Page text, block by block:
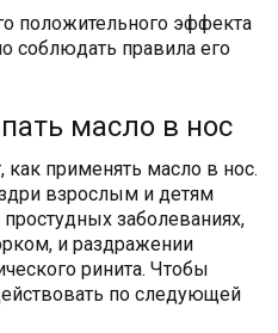
положительного эффекта
соблюдать правила его
масло в нос
применять масло в нос.
взрослым и детям
заболеваниях,
и раздражении
ринита. Чтобы
по следующей